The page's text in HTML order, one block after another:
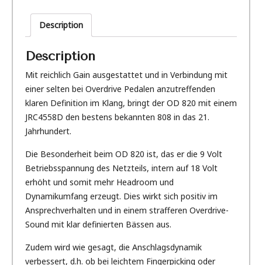
Booster
quantity
Description
Description
Mit reichlich Gain ausgestattet und in Verbindung mit
einer selten bei Overdrive Pedalen anzutreffenden
klaren Definition im Klang, bringt der OD 820 mit einem
JRC4558D den bestens bekannten 808 in das 21.
Jahrhundert.
Die Besonderheit beim OD 820 ist, das er die 9 Volt
Betriebsspannung des Netzteils, intern auf 18 Volt
erhöht und somit mehr Headroom und
Dynamikumfang erzeugt. Dies wirkt sich positiv im
Ansprechverhalten und in einem strafferen Overdrive-
Sound mit klar definierten Bässen aus.
Zudem wird wie gesagt, die Anschlagsdynamik
verbessert, d.h. ob bei leichtem Fingerpicking oder